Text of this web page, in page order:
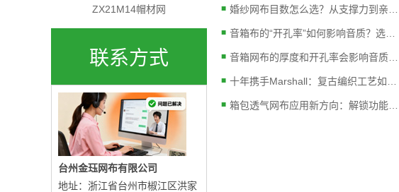
ZX21M14帽材网
联系方式
台州金珏网布有限公司
地址：浙江省台州市椒江区洪家